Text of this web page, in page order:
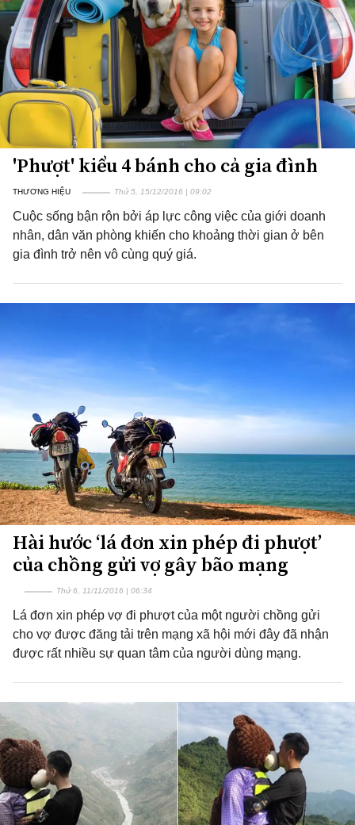
'Phượt' kiểu 4 bánh cho cả gia đình
THƯƠNG HIỆU Thứ 5, 15/12/2016 | 09:02
Cuộc sống bận rộn bởi áp lực công việc của giới doanh
nhân, dân văn phòng khiến cho khoảng thời gian ở bên
gia đình trở nên vô cùng quý giá.
Hài hước ‘lá đơn xin phép đi phượt’
của chồng gửi vợ gây bão mạng
Thứ 6, 11/11/2016 | 06:34
Lá đơn xin phép vợ đi phượt của một người chồng gửi
cho vợ được đăng tải trên mạng xã hội mới đây đã nhận
được rất nhiều sự quan tâm của người dùng mạng.